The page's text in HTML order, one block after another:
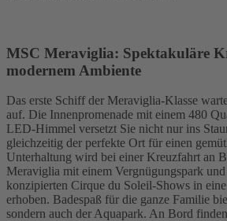
MSC Meraviglia: Spektakuläre
modernem Ambiente
Das erste Schiff der Meraviglia-Klasse
auf. Die Innenpromenade mit einem 480
LED-Himmel versetzt Sie nicht nur ins
gleichzeitig der perfekte Ort für einen
Unterhaltung wird bei einer Kreuzfahrt an
Meraviglia mit einem Vergnügungspark
konzipierten Cirque du Soleil-Shows in
erhoben. Badespaß für die ganze Familie
sondern auch der Aquapark. An Bord